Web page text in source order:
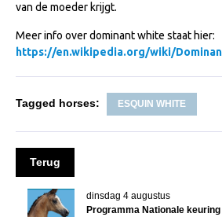
Verrichtingsonderzoek 2024-2025
Verrichtingsonderzoek 2023-2024
Verrichtingsonderzoek 2021-2022
Sport
Paard te koop
van de moeder krijgt.
Meer info over dominant white staat hier:
https://en.wikipedia.org/wiki/
Tagged horses: ESQUIN WHITE
Terug
dinsdag 4 augustus
Programma Nationale